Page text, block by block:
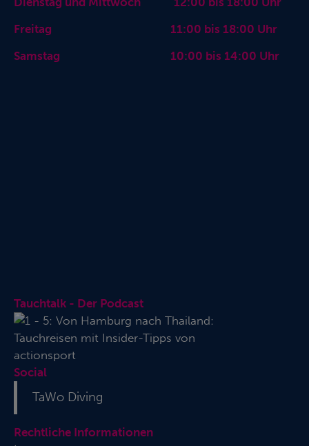
Freitag 11:00 bis 18:00 Uhr
Samstag 10:00 bis 14:00 Uhr
Tauchtalk - Der Podcast
Social
TaWo Diving
Rechtliche Informationen